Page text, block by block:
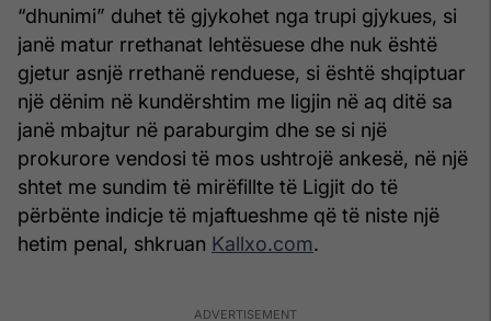
“dhunimi” duhet të gjykohet nga trupi gjykues, si
janë matur rrethanat lehtësuese dhe nuk është
gjetur asnjë rrethanë renduese, si është shqiptuar
një dënim në kundërshtim me ligjin në aq ditë sa
janë mbajtur në paraburgim dhe se si një
prokurore vendosi të mos ushtrojë ankesë, në një
shtet me sundim të mirëfillte të Ligjit do të
përbënte indicje të mjaftueshme që të niste një
hetim penal, shkruan Kallxo.com.